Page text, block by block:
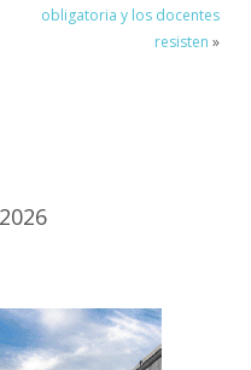
obligatoria y los docentes
resisten »